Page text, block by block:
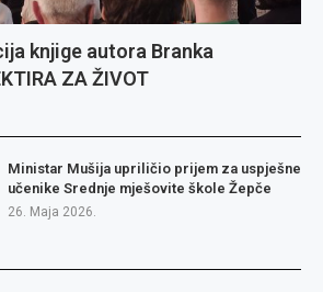
knjige autora Branka
ZA ŽIVOT
Ministar Mušija upriličio prijem za uspješne
učenike Srednje mješovite škole Žepče
26. Maja 2026.